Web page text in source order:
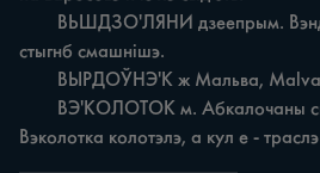
стыгнб смашнішэ.
Вэколотка колотэлэ, а кул е - траслэ